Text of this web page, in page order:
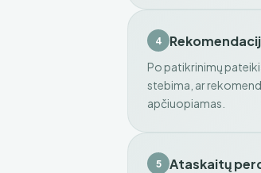
4
Po patikrinimų
stebima, ar
apčiuopiamas.
5 Ataskaitų